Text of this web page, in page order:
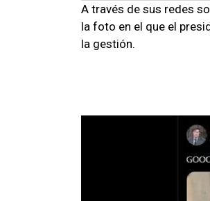
A través de sus redes
la foto en el que el
la gestión.